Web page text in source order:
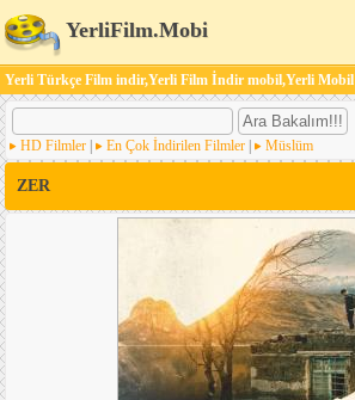
YerliFilm.Mobi
Yerli Türkçe Film indir,Yerli Film İndir mobil,Yerli Mobil
HD Filmler En Çok İndirilen Filmler Müslüm
ZER